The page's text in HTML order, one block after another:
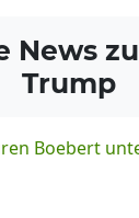
News zu
Trump